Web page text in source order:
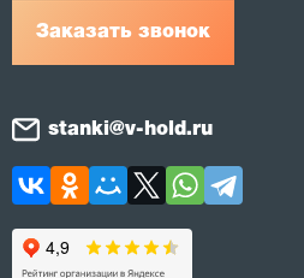
Заказать звонок
stanki@v-hold.ru